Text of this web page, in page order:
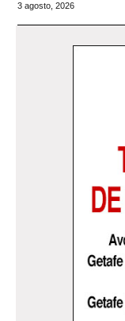
3 agosto, 2026